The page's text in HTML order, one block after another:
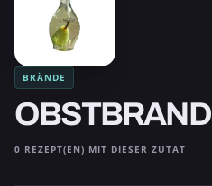
BRÄNDE
OBSTBRAND
0 REZEPT(EN) MIT DIESER ZUTAT